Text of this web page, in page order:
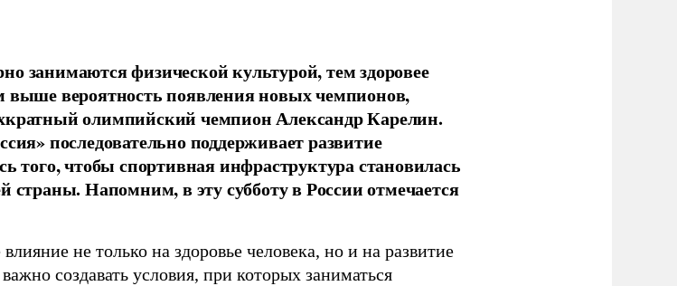
занимаются физической культурой, тем здоровее
выше вероятность появления новых чемпионов,
олимпийский чемпион Александр Карелин.
последовательно поддерживает развитие
того, чтобы спортивная инфраструктура становилась
страны. Напомним, в эту субботу в России отмечается
не только на здоровье человека, но и на развитие
создавать условия, при которых заниматься